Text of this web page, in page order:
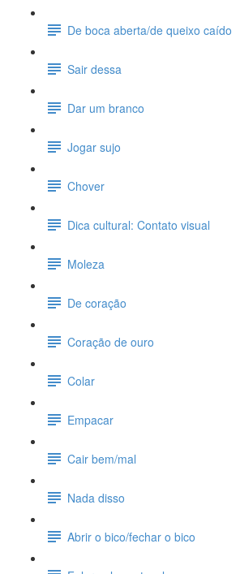
De boca aberta/de queixo caído
Sair dessa
Dar um branco
Jogar sujo
Chover
Dica cultural: Contato visual
Moleza
De coração
Coração de ouro
Colar
Empacar
Cair bem/mal
Nada disso
Abrir o bico/fechar o bico